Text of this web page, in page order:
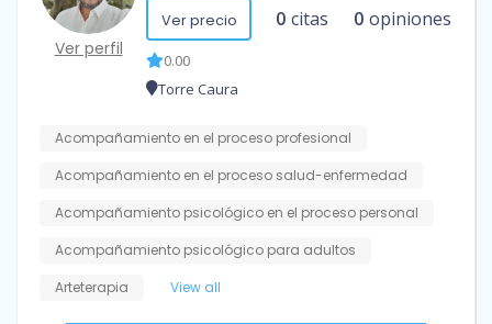
Ver perfil
Ver precio 0 citas 0 opiniones
0.00
Torre Caura
Acompañamiento en el proceso profesional
Acompañamiento en el proceso salud-enfermedad
Acompañamiento psicológico en el proceso personal
Acompañamiento psicológico para adultos
Arteterapia
View all